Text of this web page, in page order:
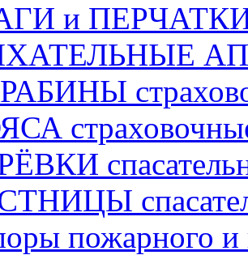
и ПЕРЧАТКИ
пожарного и